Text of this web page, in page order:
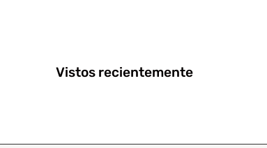
Vistos recientemente